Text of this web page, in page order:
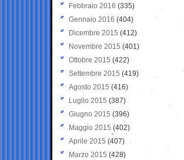
Febbraio 2016 (335)
Gennaio 2016 (404)
Dicembre 2015 (412)
Novembre 2015 (401)
Ottobre 2015 (422)
Settembre 2015 (419)
Agosto 2015 (416)
Luglio 2015 (387)
Giugno 2015 (396)
Maggio 2015 (402)
Aprile 2015 (407)
Marzo 2015 (428)